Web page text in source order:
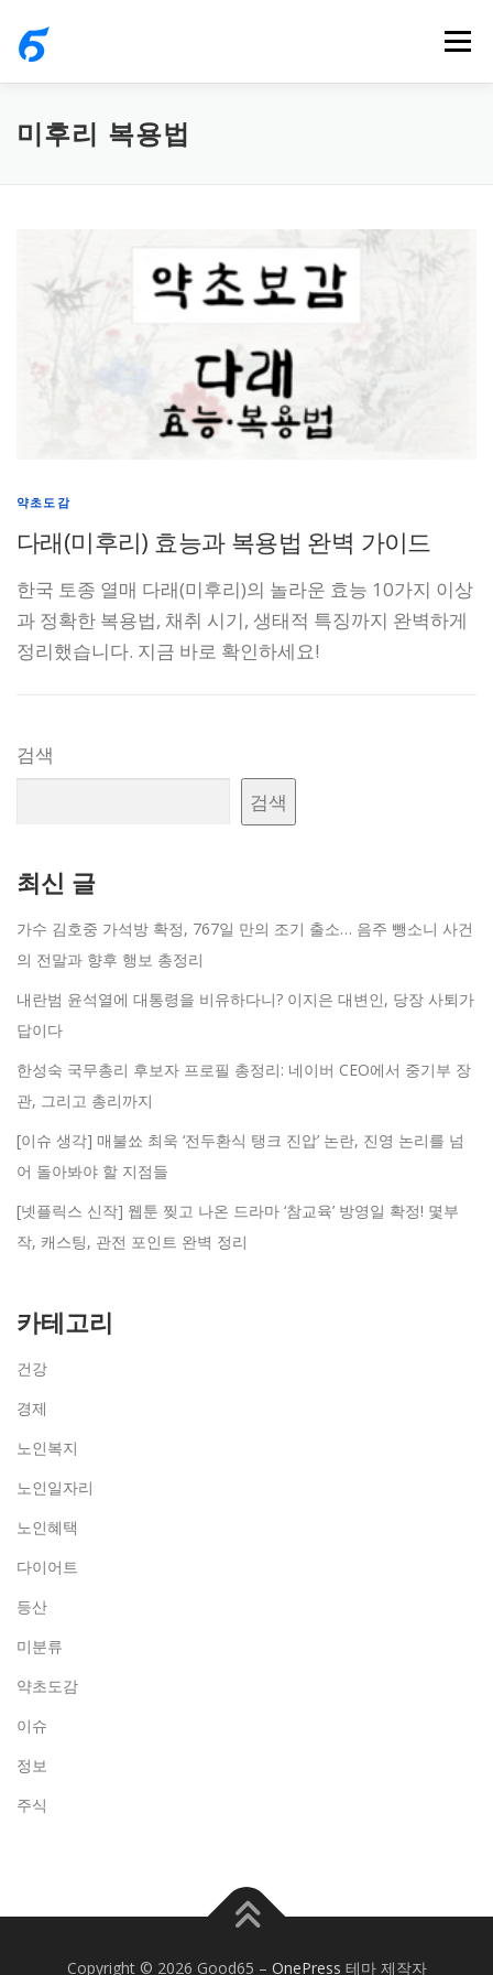
메뉴
미후리 복용법
약초도감
다래(미후리) 효능과 복용법 완벽 가이드
한국 토종 열매 다래(미후리)의 놀라운 효능 10가지 이상
과 정확한 복용법, 채취 시기, 생태적 특징까지 완벽하게
정리했습니다. 지금 바로 확인하세요!
검색
검색
최신 글
가수 김호중 가석방 확정, 767일 만의 조기 출소… 음주 뺑소니 사건
의 전말과 향후 행보 총정리
내란범 윤석열에 대통령을 비유하다니? 이지은 대변인, 당장 사퇴가
답이다
한성숙 국무총리 후보자 프로필 총정리: 네이버 CEO에서 중기부 장
관, 그리고 총리까지
[이슈 생각] 매불쑈 최욱 ‘전두환식 탱크 진압’ 논란, 진영 논리를 넘
어 돌아봐야 할 지점들
[넷플릭스 신작] 웹툰 찢고 나온 드라마 ‘참교육’ 방영일 확정! 몇부
작, 캐스팅, 관전 포인트 완벽 정리
카테고리
건강
경제
노인복지
노인일자리
노인혜택
다이어트
등산
미분류
약초도감
이슈
정보
주식
Copyright © 2026 Good65 – OnePress 테마 제작자